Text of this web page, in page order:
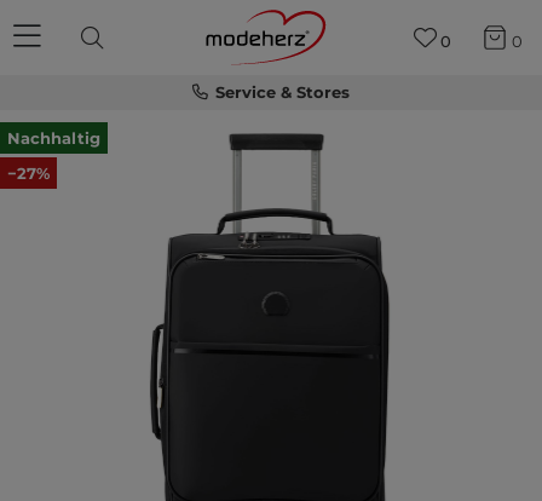
Service & Stores
0 0
Nachhaltig
−27%